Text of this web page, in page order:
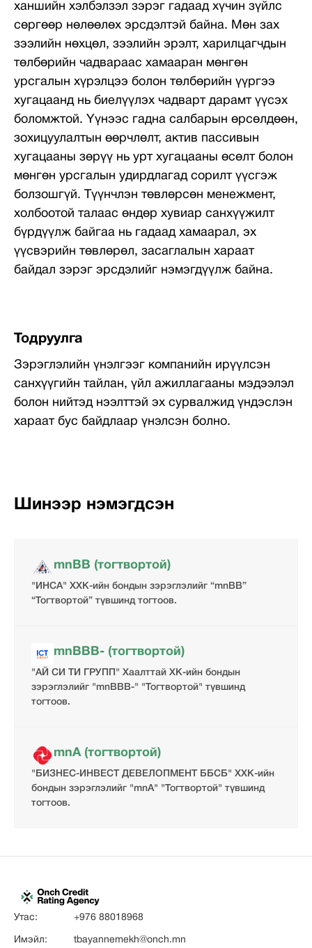
ханшийн хэлбэлзэл зэрэг гадаад хүчин зүйлс
сөргөөр нөлөөлөх эрсдэлтэй байна. Мөн зах
зээлийн нөхцөл, зээлийн эрэлт, харилцагчдын
төлбөрийн чадвараас хамааран мөнгөн
урсгалын хүрэлцээ болон төлбөрийн үүргээ
хугацаанд нь биелүүлэх чадварт дарамт үүсэх
боломжтой. Үүнээс гадна салбарын өрсөлдөөн,
зохицуулалтын өөрчлөлт, актив пассивын
хугацааны зөрүү нь урт хугацааны өсөлт болон
мөнгөн урсгалын удирдлагад сорилт үүсгэж
болзошгүй. Түүнчлэн төвлөрсөн менежмент,
холбоотой талаас өндөр хувиар санхүүжилт
бүрдүүлж байгаа нь гадаад хамаарал, эх
үүсвэрийн төвлөрөл, засаглалын хараат
байдал зэрэг эрсдэлийг нэмэгдүүлж байна.
Тодруулга
Зэрэглэлийн үнэлгээг компанийн ирүүлсэн
санхүүгийн тайлан, үйл ажиллагааны мэдээлэл
болон нийтэд нээлттэй эх сурвалжид үндэслэн
хараат бус байдлаар үнэлсэн болно.
Шинээр нэмэгдсэн
mnBB (тогтвортой)
"ИНСА" ХХК-ийн бондын зэрэглэлийг “mnBB”
“Тогтвортой” түвшинд тогтоов.
mnBBB- (тогтвортой)
"АЙ СИ ТИ ГРУПП" Хаалттай ХК-ийн бондын
зэрэглэлийг "mnBBB-" "Тогтвортой" түвшинд
тогтоов.
mnA (тогтвортой)
"БИЗНЕС-ИНВЕСТ ДЕВЕЛОПМЕНТ ББСБ" ХХК-ийн
бондын зэрэглэлийг "mnA" "Тогтвортой" түвшинд
тогтоов.
Утас: +976 88018968
Имэйл: tbayannemekh@onch.mn